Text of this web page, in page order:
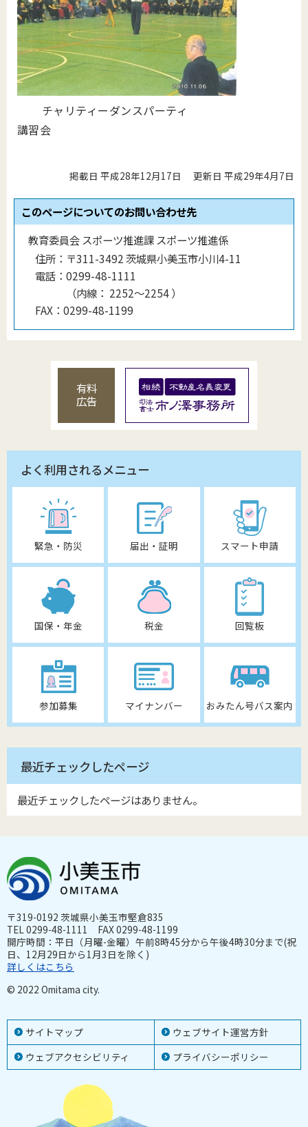
チャリティーダンスパーティ
講習会
掲載日 平成28年12月17日 更新日 平成29年4月7日
このページについてのお問い合わせ先
教育委員会 スポーツ推進課 スポーツ推進係
住所： 〒311-3492 茨城県小美玉市小川4-11
電話： 0299-48-1111
（内線 ： 2252～2254）
FAX： 0299-48-1199
有料
広告
よく利用されるメニュー
緊急・防災 届出・証明 スマート申請
国保・年金 税金 回覧板
参加募集 マイナンバー おみたん号バス案内
最近チェックしたページ
最近チェックしたページはありません。
サイトマップ
ウェブサイト運営方針
ウェブアクセシビリティ
プライバシーポリシー
〒319-0192 茨城県小美玉市堅倉835
TEL 0299-48-1111 FAX 0299-48-1199
開庁時間：平日（月曜-金曜）午前8時45分から午後4時30分まで(祝
日、12月29日から1月3日を除く)
詳しくはこちら
© 2022 Omitama city.